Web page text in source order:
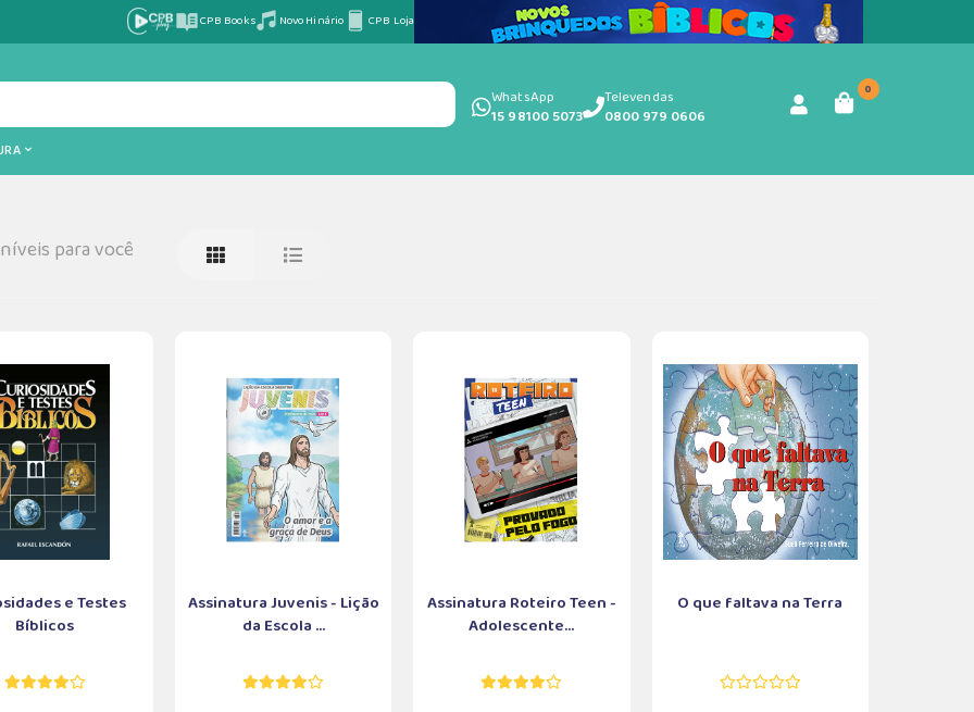
CPB Books Novo Hinário CPB Loja
WhatsApp
15 98100 5073
Televendas
0800 979 0606
0
para você
e Testes
Bíblicos
Assinatura Juvenis - Lição
da Escola ...
Assinatura Roteiro Teen -
Adolescente...
O que faltava na Terra